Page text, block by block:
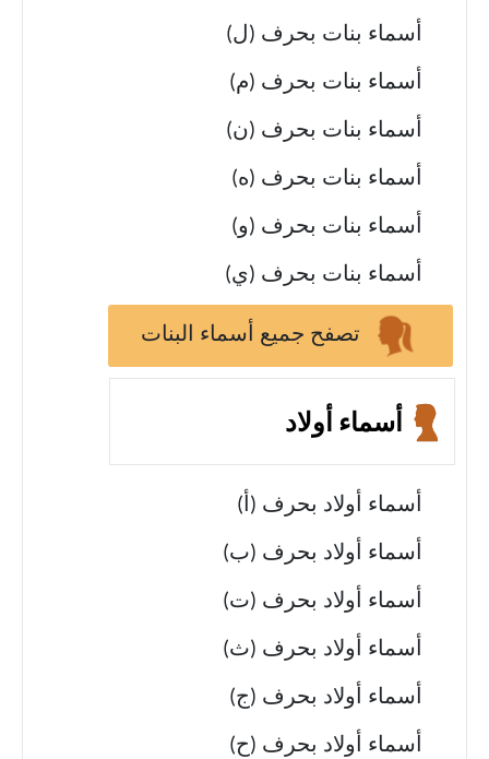
أسماء بنات بحرف (ل)
أسماء بنات بحرف (م)
أسماء بنات بحرف (ن)
أسماء بنات بحرف (ه)
أسماء بنات بحرف (و)
أسماء بنات بحرف (ي)
تصفح جميع أسماء البنات
أسماء أولاد
أسماء أولاد بحرف (أ)
أسماء أولاد بحرف (ب)
أسماء أولاد بحرف (ت)
أسماء أولاد بحرف (ث)
أسماء أولاد بحرف (ج)
أسماء أولاد بحرف (ح)